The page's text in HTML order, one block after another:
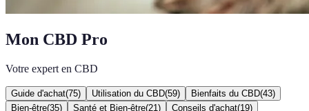
Mon CBD Pro
Votre expert en CBD
Guide d'achat(75) Utilisation du CBD(59) Bienfaits du CBD(43)
Bien-être(35) Santé et Bien-être(21 ) Conseils d'achat(19)